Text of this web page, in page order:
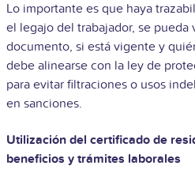
Lo importante es que haya
el legajo del trabajador, se pueda
documento, si está vigente y
debe alinearse con la ley de
para evitar filtraciones o usos
en sanciones.
Utilización del certificado de
beneficios y trámites laborales